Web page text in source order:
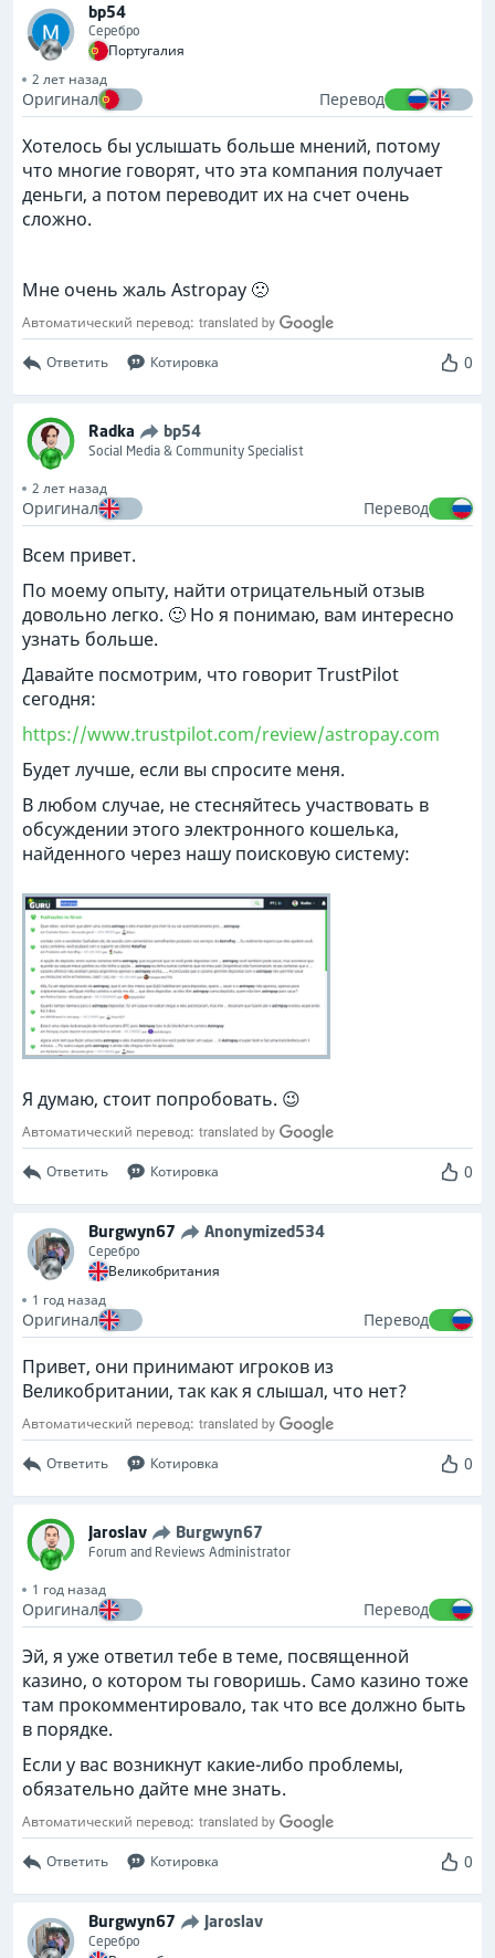
bp54
Серебро
Португалия
2 лет назад
Оригинал Перевод
Хотелось бы услышать больше мнений, потому
что многие говорят, что эта компания получает
деньги, а потом переводит их на счет очень
сложно.
Мне очень жаль Astropay 🙁
Автоматический перевод:
Ответить Котировка 0
Radka bp54
Social Media & Community Specialist
2 лет назад
Оригинал Перевод
Всем привет.
По моему опыту, найти отрицательный отзыв
довольно легко. 🙂 Но я понимаю, вам интересно
узнать больше.
Давайте посмотрим, что говорит TrustPilot
сегодня:
https://www.trustpilot.com/review/astropay.com
Будет лучше, если вы спросите меня.
В любом случае, не стесняйтесь участвовать в
обсуждении этого электронного кошелька,
найденного через нашу поисковую систему:
Я думаю, стоит попробовать. 😉
Автоматический перевод:
Ответить Котировка 0
Burgwyn67 Anonymized534
Серебро
Великобритания
1 год назад
Оригинал Перевод
Привет, они принимают игроков из
Великобритании, так как я слышал, что нет?
Автоматический перевод:
Ответить Котировка 0
Jaroslav Burgwyn67
Forum and Reviews Administrator
1 год назад
Оригинал Перевод
Эй, я уже ответил тебе в теме, посвященной
казино, о котором ты говоришь. Само казино тоже
там прокомментировало, так что все должно быть
в порядке.
Если у вас возникнут какие-либо проблемы,
обязательно дайте мне знать.
Автоматический перевод:
Ответить Котировка 0
Burgwyn67 Jaroslav
Серебро